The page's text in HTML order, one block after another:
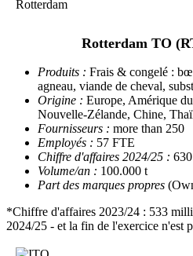
Rotterdam TO
Produits : Frais & congelé :
agneau, viande de cheval,
Origine : Europe, Amérique
Nouvelle-Zélande, Chine,
Fournisseurs : more than 250
Employés : 57 FTE
Chiffre d'affaires 2024/25 :
Volume/an : 100.000 t
Part des marques propres
*Chiffre d'affaires 2023/24 : 533
2024/25 - et la fin de l'exercice n'est